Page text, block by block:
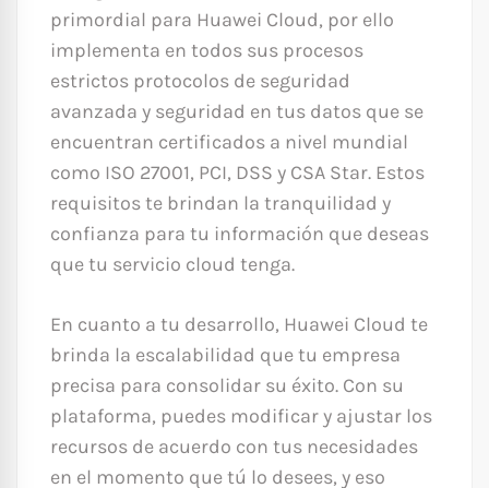
primordial para Huawei Cloud, por ello
implementa en todos sus procesos
estrictos protocolos de seguridad
avanzada y seguridad en tus datos que se
encuentran certificados a nivel mundial
como ISO 27001, PCI, DSS y CSA Star. Estos
requisitos te brindan la tranquilidad y
confianza para tu información que deseas
que tu servicio cloud tenga.
En cuanto a tu desarrollo, Huawei Cloud te
brinda la escalabilidad que tu empresa
precisa para consolidar su éxito. Con su
plataforma, puedes modificar y ajustar los
recursos de acuerdo con tus necesidades
en el momento que tú lo desees, y eso